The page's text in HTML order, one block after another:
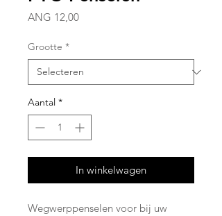
ANG 12,00Prijs
Grootte *
Aantal *
In winkelwagen
Wegwerppenselen voor bij uw